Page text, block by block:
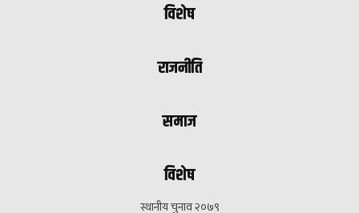
विशेष
राजनीति
समाज
विशेष
स्थानीय चुनाव २०७९